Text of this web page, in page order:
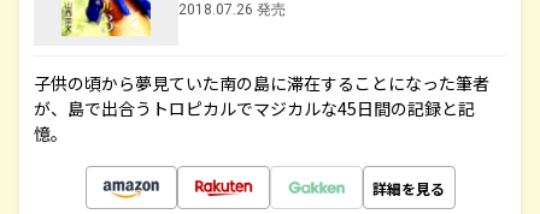
2018.07.26 発売
子供の頃から夢見ていた南の島に滞在することになった筆者
が、島で出合うトロピカルでマジカルな45日間の記録と記
憶。
詳細を見る